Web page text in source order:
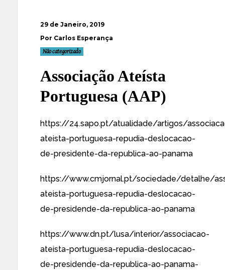
29 de Janeiro, 2019
Por Carlos Esperança
Não categorizado
Associação Ateísta
Portuguesa (AAP)
https://24.sapo.pt/atualidade/artigos/
ateista-portuguesa-repudia-deslocacao-
de-presidente-da-republica-ao-panama
https://www.cmjornal.pt/sociedade/detalhe/
ateista-portuguesa-repudia-deslocacao-
de-presidende-da-republica-ao-panama
https://www.dn.pt/lusa/interior/associacao-
ateista-portuguesa-repudia-deslocacao-
de-presidende-da-republica-ao-panama-